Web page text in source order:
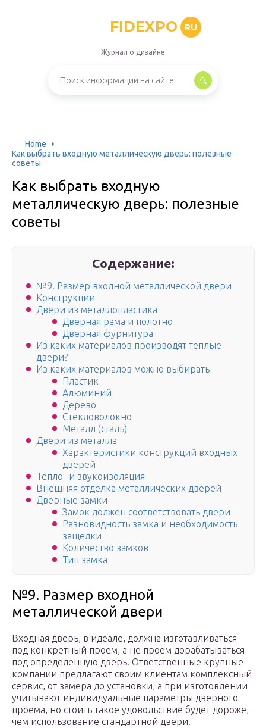
FIDEXPO RU
Журнал о дизайне
Home
Как выбрать входную металлическую дверь: полезные
советы
Как выбрать входную
металлическую дверь: полезные
советы
Содержание:
№9. Размер входной металлической двери
Конструкции
Двери из металлопластика
Дверная рама и полотно
Дверная фурнитура
Из каких материалов производят теплые
двери?
Из каких материалов можно выбирать
Пластик
Алюминий
Дерево
Стекловолокно
Металл (сталь)
Двери из металла
Характеристики конструкций входных
дверей
Тепло- и звукоизоляция
Внешняя отделка металлических дверей
Дверные замки
Замок должен соответствовать двери
Разновидность замка и необходимость
защелки
Количество замков
Тип замка
№9. Размер входной
металлической двери
Входная дверь, в идеале, должна изготавливаться
под конкретный проем, а не проем дорабатываться
под определенную дверь. Ответственные крупные
компании предлагают своим клиентам комплексный
сервис, от замера до установки, а при изготовлении
учитывают индивидуальные параметры дверного
проема, но стоить такое удовольствие будет дороже,
чем использование стандартной двери.